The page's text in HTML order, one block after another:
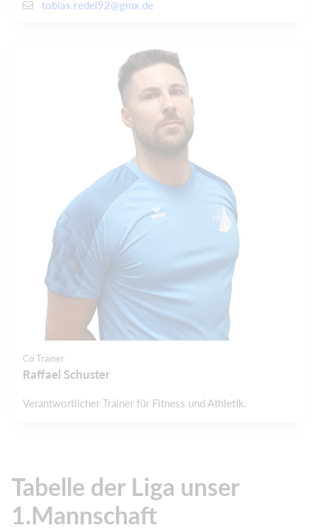
tobias.redel92@gmx.de
Co Trainer
Raffael Schuster
Verantwortlicher Trainer für Fitness und Athletik.
Tabelle der Liga unser
1.Mannschaft